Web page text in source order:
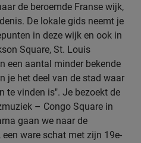
de beroemde Franse wijk,
De lokale gids neemt je
in deze wijk en ook in
Square, St. Louis
een aantal minder bekende
je het deel van de stad waar
te vinden is". Je bezoekt de
– Congo Square in
gaan we naar de
ware schat met zijn 19e-